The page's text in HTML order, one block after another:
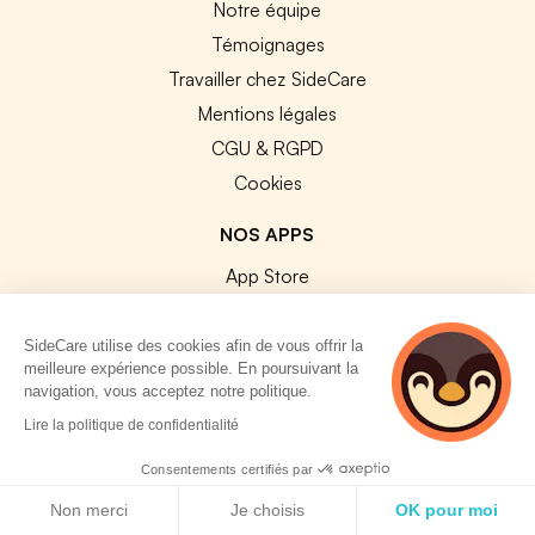
Notre équipe
Témoignages
Travailler chez SideCare
Mentions légales
CGU & RGPD
Cookies
NOS APPS
App Store
© 2026 SideCare. Tous droits réservés.
SideCare utilise des cookies afin de vous offrir la
meilleure expérience possible. En poursuivant la
navigation, vous acceptez notre politique.
Lire la politique de confidentialité
Consentements certifiés par
Non merci Je choisis OK pour moi
2 personnes
consultent
actuellement cette